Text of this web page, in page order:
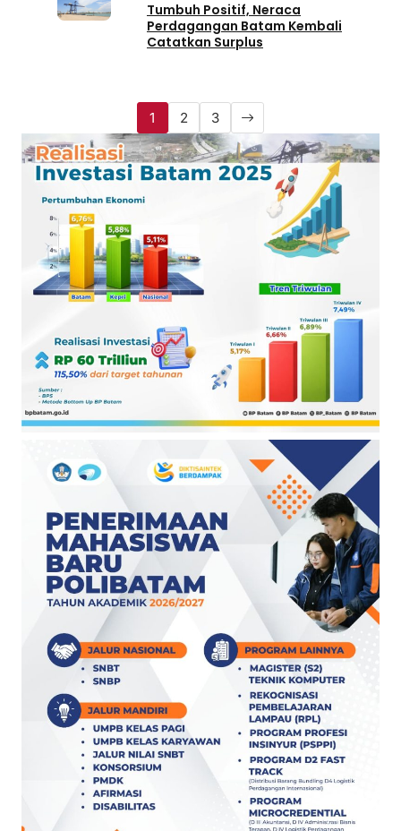
Tumbuh Positif, Neraca
Perdagangan Batam Kembali
Catatkan Surplus
1 2 3